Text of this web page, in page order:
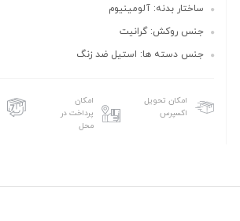
ساختار بدنه: آلومینیوم
جنس روکش: گرانیت
جنس دسته ها: استیل ضد زنگ
امکان تحویل
اکسپرس
امکان
پرداخت در
محل